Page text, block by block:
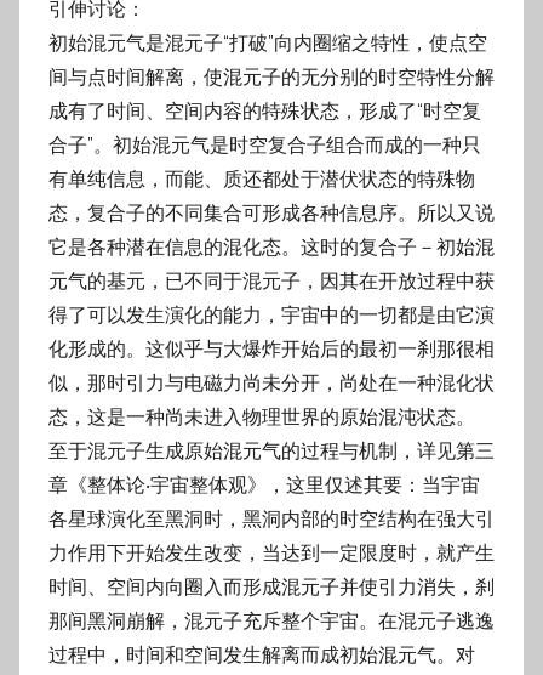
引伸讨论：
初始混元气是混元子“打破”向内圈缩之特性，使点空
间与点时间解离，使混元子的无分别的时空特性分解
成有了时间、空间内容的特殊状态，形成了“时空复
合子”。初始混元气是时空复合子组合而成的一种只
有单纯信息，而能、质还都处于潜伏状态的特殊物
态，复合子的不同集合可形成各种信息序。所以又说
它是各种潜在信息的混化态。这时的复合子－初始混
元气的基元，已不同于混元子，因其在开放过程中获
得了可以发生演化的能力，宇宙中的一切都是由它演
化形成的。这似乎与大爆炸开始后的最初一刹那很相
似，那时引力与电磁力尚未分开，尚处在一种混化状
态，这是一种尚未进入物理世界的原始混沌状态。
至于混元子生成原始混元气的过程与机制，详见第三
章《整体论‧宇宙整体观》，这里仅述其要：当宇宙
各星球演化至黑洞时，黑洞内部的时空结构在强大引
力作用下开始发生改变，当达到一定限度时，就产生
时间、空间内向圈入而形成混元子并使引力消失，刹
那间黑洞崩解，混元子充斥整个宇宙。在混元子逃逸
过程中，时间和空间发生解离而成初始混元气。对